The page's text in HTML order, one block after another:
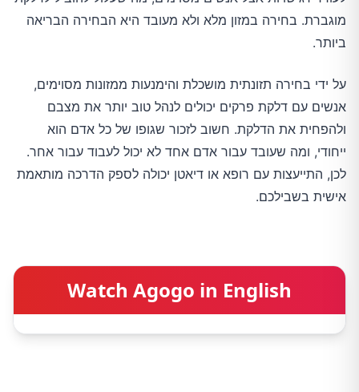
מוגברת. בחירה במזון מלא ולא מעובד היא הבחירה הבריאה
ביותר.
על ידי בחירה תזונתית מושכלת והימנעות ממזונות מסוימים,
אנשים עם דלקת פרקים יכולים לנהל טוב יותר את מצבם
ולהפחית את הדלקת. חשוב לזכור שגופו של כל אדם הוא
ייחודי, ומה שעובד עבור אדם אחד לא יכול לעבוד עבור אחר.
לכן, התייעצות עם רופא או דיאטן יכולה לספק הדרכה מותאמת
אישית בשבילכם.
Watch Agogo in English